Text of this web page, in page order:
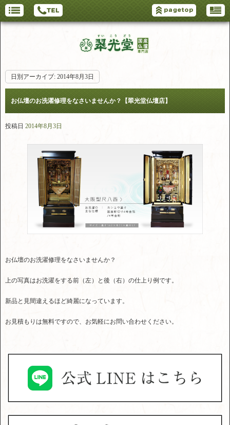
日別アーカイブ: 2014年8月3日
お仏壇のお洗濯修理をなさいませんか？【翠光堂仏壇店】
投稿日 2014年8月3日
お仏壇のお洗濯修理をなさいませんか？
上の写真はお洗濯をする前（左）と後（右）の仕上り例です。
新品と見間違えるほど綺麗になっています。
お見積もりは無料ですので、お気軽にお問い合わせください。